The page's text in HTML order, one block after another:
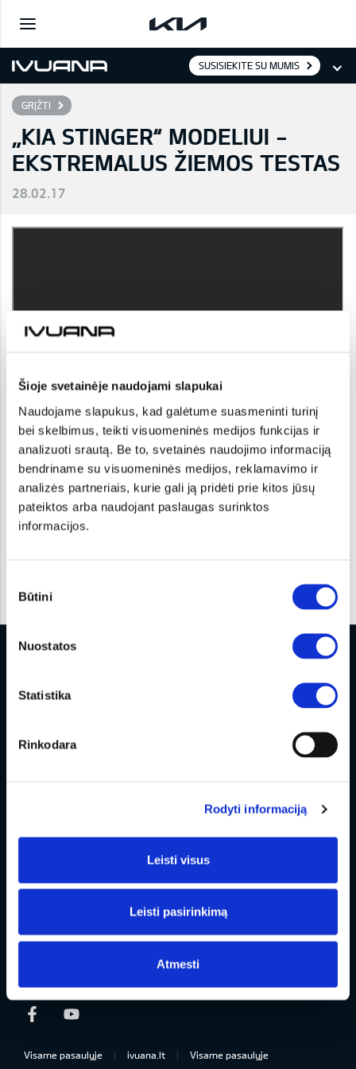
Šioje svetainėje naudojami slapukai
Naudojame slapukus, kad galėtume suasmeninti turinį
bei skelbimus, teikti visuomeninės medijos funkcijas ir
analizuoti srautą. Be to, svetainės naudojimo informaciją
bendriname su visuomeninės medijos, reklamavimo ir
analizės partneriais, kurie gali ją pridėti prie kitos jūsų
pateiktos arba naudojant paslaugas surinktos
informacijos.
pasirinkimas
Būtini
Nuostatos
Statistika
Rinkodara
Rodyti informaciją
Leisti visus
Leisti pasirinkimą
Atmesti
SUSISIEKITE SU MUMIS
GRĮŽTI
„KIA STINGER“ MODELIUI -
EKSTREMALUS ŽIEMOS TESTAS
28.02.17
Facebook
Visame pasaulyje ivuana.lt Visame pasaulyje